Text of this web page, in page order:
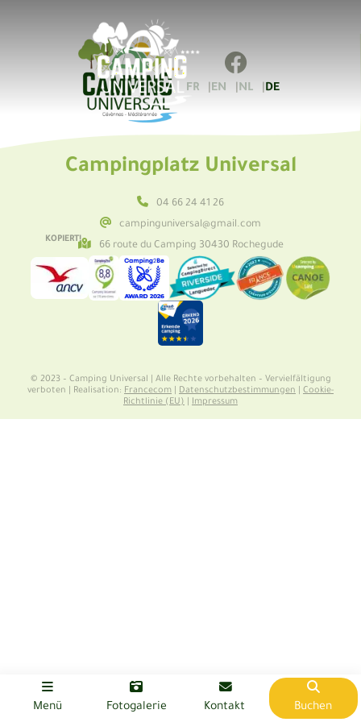
FR EN NL DE
Campingplatz Universal
04 66 24 41 26
campinguniversal@gmail.com
KOPIERT!
66 route du Camping 30430 Rochegude
© 2023 – Camping Universal | Alle Rechte vorbehalten – Vervielfältigung
verboten | Realisation: Francecom Datenschutzbestimmungen
Cookie-
Richtlinie (EU)
Impressum
Menü Fotogalerie Kontakt Buchen